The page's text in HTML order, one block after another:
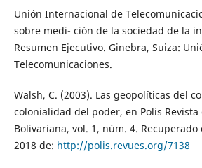
Unión Internacional de
sobre medi- ción de la sociedad de la
Resumen Ejecutivo. Ginebra, Suiza:
Telecomunicaciones.
Walsh, C. (2003). Las geopolíticas del
colonialidad del poder, en Polis
Bolivariana, vol. 1, núm. 4.
2018 de: http://polis.revues.org/7138